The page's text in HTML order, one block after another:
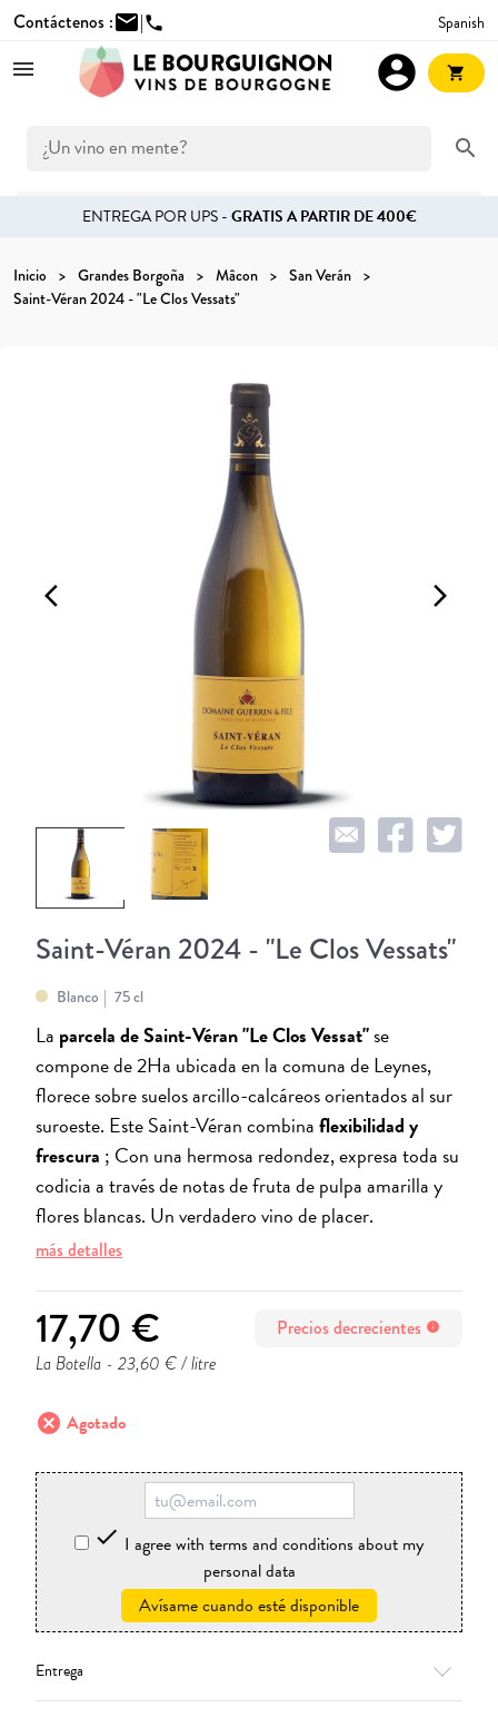
Contáctenos :mail|phone Spanish
search
account_circle shopping_cart
ENTREGA POR UPS -GRATIS A PARTIR DE 400€
Inicio Grandes Borgoña Mâcon
San Verán
Saint-Véran 2024 - "Le Clos Vessats"
arrow_forward_ios
arrow_back_ios
Saint-Véran 2024 - "Le Clos Vessats"
Blanco 75 cl
La parcela de Saint-Véran "Le Clos Vessat"se
compone de 2Ha ubicada en la comuna de Leynes,
florece sobre suelos arcillo-calcáreos orientados al sur
suroeste. Este Saint-Véran combinaflexibilidad y
frescura ; Con una hermosa redondez, expresa toda su
codicia a través de notas de fruta de pulpa amarilla y
flores blancas. Un verdadero vino de placer.
más detalles
17,70 € Precios decrecientes info
La Botella - 23,60 € / litre
cancel Agotado
 I agree with terms and conditions about my
personal data
Avísame cuando esté disponible
Entrega